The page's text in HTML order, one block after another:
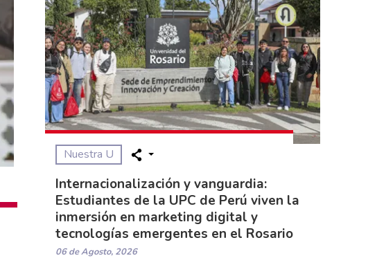
Nuestra U
Internacionalización y vanguardia:
Estudiantes de la UPC de Perú viven la
inmersión en marketing digital y
tecnologías emergentes en el Rosario
06 de Agosto, 2026